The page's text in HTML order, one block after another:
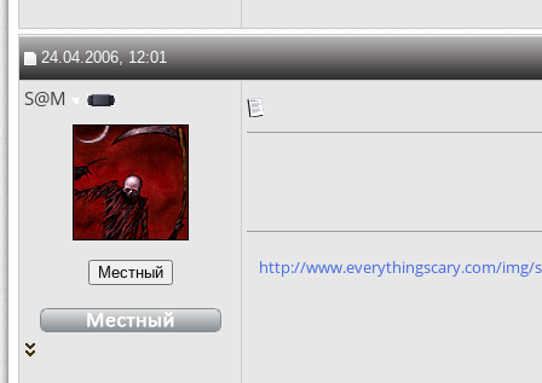
24.04.2006, 12:01
S@M
http://www.everythingscary.com/img/